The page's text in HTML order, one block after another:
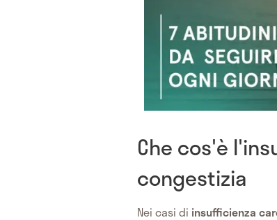
Che cos'è
congestizia
Nei casi di insufficienza